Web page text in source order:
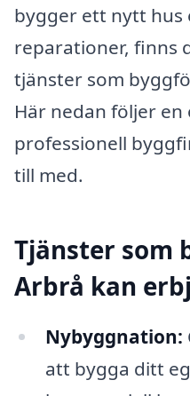
bygger ett nytt hus
reparationer, finns
tjänster som
Här nedan följer
professionell
till med.
Tjänster som
Arbrå kan
Nybyggnation:
att bygga ditt